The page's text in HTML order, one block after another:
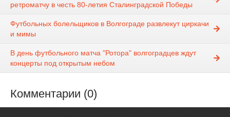
ретроматчу в честь 80-летия Сталинградской Победы
Футбольных болельщиков в Волгограде развлекут циркачи
и мимы
В день футбольного матча "Ротора" волгоградцев ждут
концерты под открытым небом
Комментарии (0)